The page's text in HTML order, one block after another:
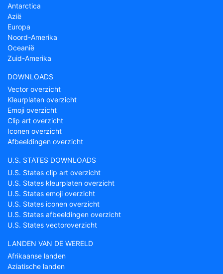
Antarctica
Azië
Europa
Noord-Amerika
Oceanië
Zuid-Amerika
DOWNLOADS
Vector overzicht
Kleurplaten overzicht
Emoji overzicht
Clip art overzicht
Iconen overzicht
Afbeeldingen overzicht
U.S. STATES DOWNLOADS
U.S. States clip art overzicht
U.S. States kleurplaten overzicht
U.S. States emoji overzicht
U.S. States iconen overzicht
U.S. States afbeeldingen overzicht
U.S. States vectoroverzicht
LANDEN VAN DE WERELD
Afrikaanse landen
Aziatische landen